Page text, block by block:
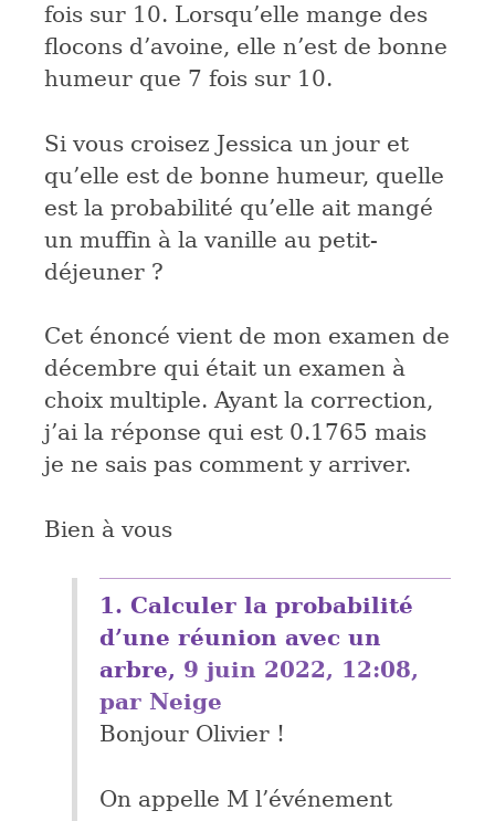
fois sur 10. Lorsqu’elle mange des
flocons d’avoine, elle n’est de bonne
humeur que 7 fois sur 10.
Si vous croisez Jessica un jour et
qu’elle est de bonne humeur, quelle
est la probabilité qu’elle ait mangé
un muffin à la vanille au petit-
déjeuner ?
Cet énoncé vient de mon examen de
décembre qui était un examen à
choix multiple. Ayant la correction,
j’ai la réponse qui est 0.1765 mais
je ne sais pas comment y arriver.
Bien à vous
1. Calculer la probabilité
d’une réunion avec un
arbre, 9 juin 2022, 12:08,
par Neige
Bonjour Olivier !
On appelle M l’événement